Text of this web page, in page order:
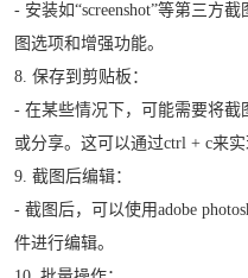
- 安装如“screenshot”等第三方
图选项和增强功能。
8. 保存到剪贴板：
- 在某些情况下，可能需要将
或分享。这可以通过ctrl + c来实
9. 截图后编辑：
- 截图后，可以使用adobe
件进行编辑。